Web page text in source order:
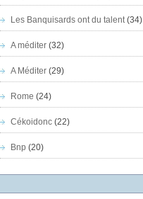
Les Banquisards ont du talent(34)
A méditer(32)
A Méditer(29)
Rome (24)
Cékoidonc(22)
Bnp (20)